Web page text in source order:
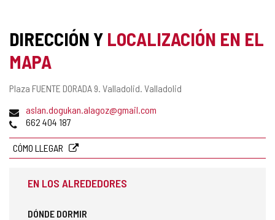
DIRECCIÓN Y LOCALIZACIÓN EN EL
MAPA
Dirección
Plaza FUENTE DORADA 9. Valladolid. Valladolid
Dirección
de
electrónico
aslan.dogukan.alagoz@gmail.com
Teléfonos
662 404 187
CÓMO LLEGAR
EN LOS ALREDEDORES
DÓNDE DORMIR